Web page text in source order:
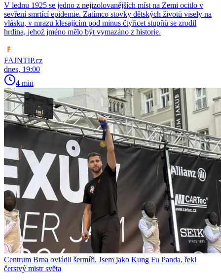
V lednu 1925 se jedno z nejizolovanějších míst na Zemi ocitlo v
sevření smrtící epidemie. Zatímco stovky dětských životů visely na
vlásku, v mrazu klesajícím pod minus čtyřicet stupňů se zrodil
hrdina, jehož jméno mělo být vymazáno z historie.
FAJNTIP.cz
dnes, 19:00
4 min
Centrum Brna ovládli šermíři. Jsem jako Kung Fu Panda, řekl
čerstvý mistr světa